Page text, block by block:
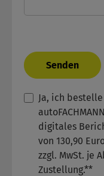
Senden
Ja, ich
digitales
von 130,90
zzgl. MwSt. je
Zustellung.**